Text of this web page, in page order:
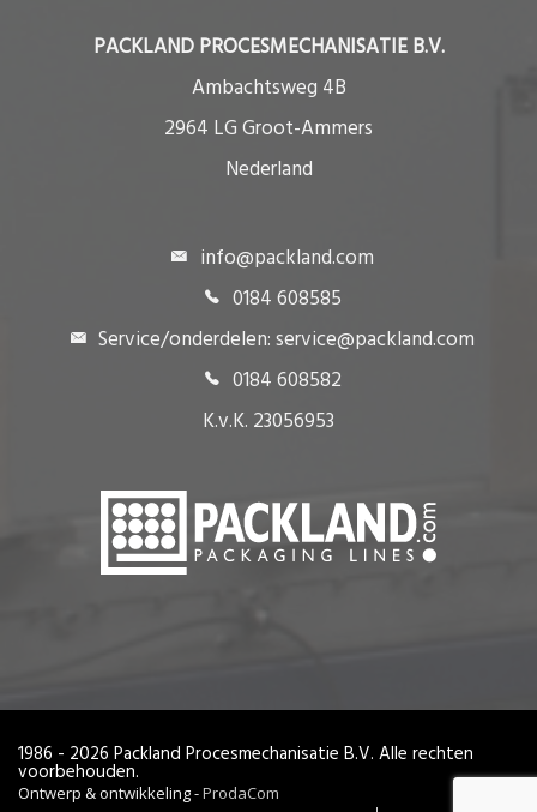
PACKLAND PROCESMECHANISATIE B.V.
Ambachtsweg 4B
2964 LG Groot-Ammers
Nederland
info@packland.com
0184 608585
Service/onderdelen: service@packland.com
0184 608582
K.v.K. 23056953
1986 - 2026 Packland Procesmechanisatie B.V. Alle rechten
voorbehouden.
Ontwerp & ontwikkeling -ProdaCom